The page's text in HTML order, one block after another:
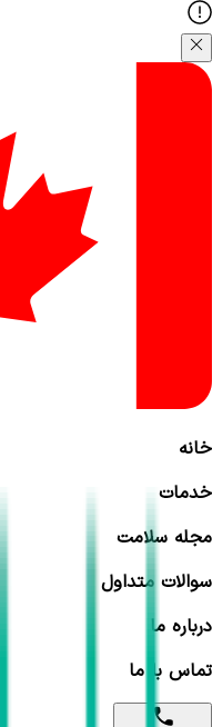
خانه
خدمات
مجله سلامت
سوالات متداول
درباره ما
تماس با ما